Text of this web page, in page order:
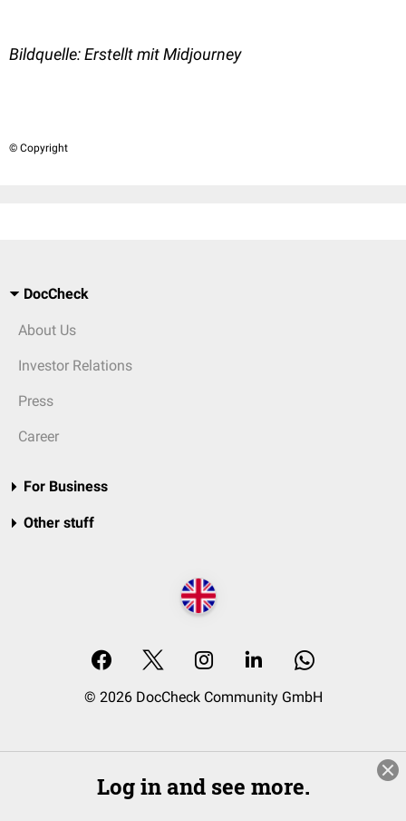
Bildquelle: Erstellt mit Midjourney
© Copyright
DocCheck
About Us
Investor Relations
Press
Career
For Business
Other stuff
© 2026 DocCheck Community GmbH
Log in and see more.